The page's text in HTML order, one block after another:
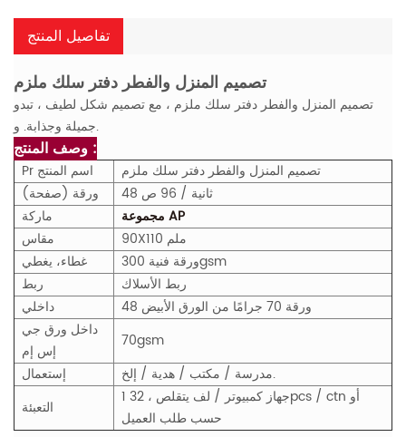
تفاصيل المنتج
تصميم المنزل والفطر دفتر سلك ملزم
تصميم المنزل والفطر دفتر سلك ملزم ، مع تصميم شكل لطيف ، تبدو
جميلة وجذابة.و.
وصف المنتج :
Pr اسم المنتج
تصميم المنزل والفطر دفتر سلك ملزم
ورقة (صفحة)
48 ثانية / 96 ص
ماركة
مجموعة AP
مقاس
90X110 ملم
غطاء، يغطي
ورقة فنية 300gsm
ربط
ربط الأسلاك
داخلي
48 ورقة 70 جرامًا من الورق الأبيض
داخل ورق جي
إس إم
70gsm
إستعمال
مدرسة / مكتب / هدية / إلخ.
التعبئة
1 جهاز كمبيوتر / لف يتقلص ، 32pcs / ctn أو
حسب طلب العميل